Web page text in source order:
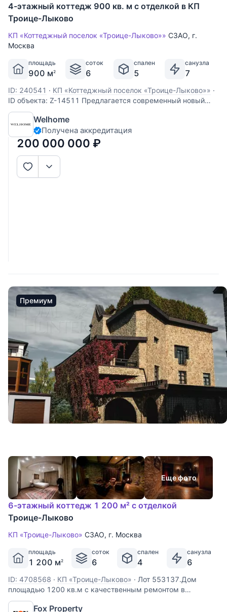
4-этажный коттедж 900 кв. м с отделкой в КП
Троице-Лыково
КП «Коттеджный поселок «Троице-Лыково»» СЗАО, г.
Москва
площадь
900 м2
соток
6
спален
5
санузла
7
ID: 240541 · КП «Коттеджный поселок «Троице-Лыково»» ·
ID объекта: Z-14511 Предлагается современный новый
дом расположенный на территории охраняемого поселка в
районе Троице-Лыково в Москве. Земля в собственности!
Архитектура предполагает наличие больших окон и
просторных жилых помещений, зоны отдыха,
Welhome
Получена аккредитация
200 000 000 ₽
Премиум
Еще фото
6-этажный коттедж 1 200 м² с отделкой
Троице-Лыково
КП «Троице-Лыково» СЗАО, г. Москва
площадь
1 200 м2
соток
6
спален
4
санузла
6
ID: 4708568 · КП «Троице-Лыково» · Лот 553137.Дом
площадью 1200 кв.м с качественным ремонтом в
охраняемом коттеджном посёлке Троице-Лыково. Поселок
расположен в экологически чистом районе Москвы, рядом
Fox Property